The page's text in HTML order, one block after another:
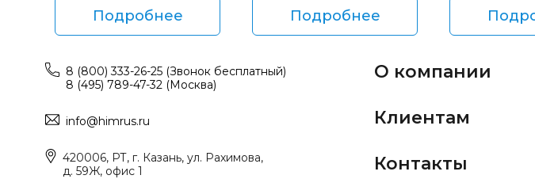
Подробнее Подробнее
8 (800) 333-26-25 (Звонок бесплатный)
8 (495) 789-47-32 (Москва)
info@himrus.ru
420006, РТ, г. Казань, ул. Рахимова,
д. 59Ж, офис 1
О компании
Клиентам
Контакты